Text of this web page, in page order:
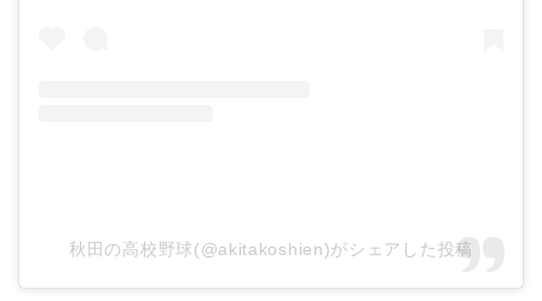
秋田の高校野球(@akitakoshien)がシェアした投稿